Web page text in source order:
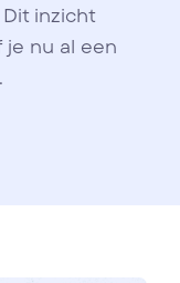
inzicht
je nu al een